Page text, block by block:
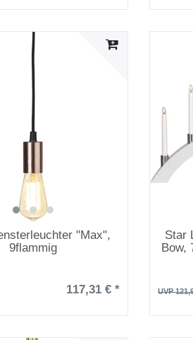
"Max",
9flammig
117,31 € *
Star
Bow,
UVP